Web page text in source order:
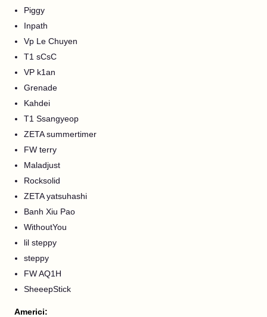
Piggy
Inpath
Vp Le Chuyen
T1 sCsC
VP k1an
Grenade
Kahdei
T1 Ssangyeop
ZETA summertimer
FW terry
Maladjust
Rocksolid
ZETA yatsuhashi
Banh Xiu Pao
WithoutYou
lil steppy
steppy
FW AQ1H
SheeepStick
Americi: